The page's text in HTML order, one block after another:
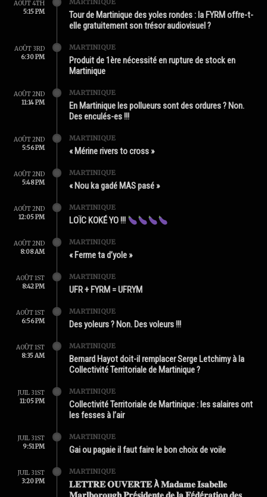
AOÛT 4TH
5:15 PM
MARTINIQUE
Tour de Martinique des yoles rondes : la FYRM offre-t-
elle gratuitement son trésor audiovisuel ?
AOÛT 3RD
6:30 PM
MARTINIQUE
Produit de 1ère nécessité en rupture de stock en
Martinique
AOÛT 2ND
11:14 PM
MARTINIQUE
En Martinique les pollueurs sont des ordures ? Non.
Des enculés-es !!!
AOÛT 2ND
5:56 PM
MARTINIQUE
« Mérine rivers to cross »
AOÛT 2ND
5:48 PM
MARTINIQUE
« Nou ka gadé MAS pasé »
AOÛT 2ND
12:05 PM
MARTINIQUE
LOÏC KOKÉ YO !!!
AOÛT 2ND
8:08 AM
MARTINIQUE
« Ferme ta d’yole »
AOÛT 1ST
8:42 PM
MARTINIQUE
UFR + FYRM = UFRYM
AOÛT 1ST
6:56 PM
MARTINIQUE
Des yoleurs ? Non. Des voleurs !!!
AOÛT 1ST
8:35 AM
MARTINIQUE
Bernard Hayot doit-il remplacer Serge Letchimy à la
Collectivité Territoriale de Martinique ?
JUIL 31ST
11:05 PM
MARTINIQUE
Collectivité Territoriale de Martinique : les salaires ont
les fesses à l’air
JUIL 31ST
9:51 PM
MARTINIQUE
Gai ou pagaie il faut faire le bon choix de voile
JUIL 31ST
3:20 PM
MARTINIQUE
𝐋𝐄𝐓𝐓𝐑𝐄 𝐎𝐔𝐕𝐄𝐑𝐓𝐄 À 𝐌𝐚𝐝𝐚𝐦𝐞 𝐈𝐬𝐚𝐛𝐞𝐥𝐥𝐞